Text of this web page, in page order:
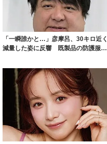
「一瞬誰かと…」彦摩呂、30キロ近く
減量した姿に反響 既製品の防護服が